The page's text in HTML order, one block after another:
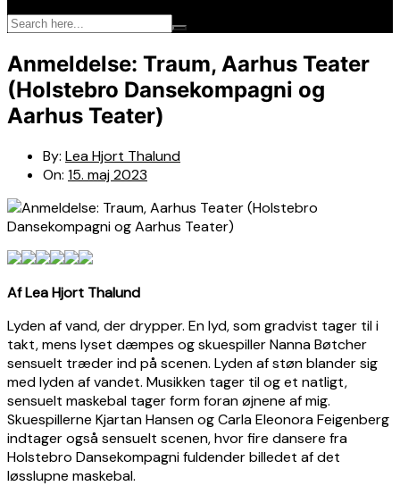
Anmeldelse: Traum, Aarhus Teater
(Holstebro Dansekompagni og
Aarhus Teater)
By: Lea Hjort Thalund
On: 15. maj 2023
Af Lea Hjort Thalund
Lyden af vand, der drypper. En lyd, som gradvist tager til i
takt, mens lyset dæmpes og skuespiller Nanna Bøtcher
sensuelt træder ind på scenen. Lyden af støn blander sig
med lyden af vandet. Musikken tager til og et natligt,
sensuelt maskebal tager form foran øjnene af mig.
Skuespillerne Kjartan Hansen og Carla Eleonora Feigenberg
indtager også sensuelt scenen, hvor fire dansere fra
Holstebro Dansekompagni fuldender billedet af det
løsslupne maskebal.